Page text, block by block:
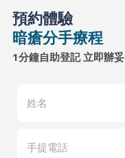
預約體驗
暗瘡分手療程
1分鐘自助登記 立即辦妥